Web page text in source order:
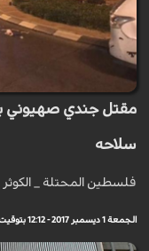
مقتل جندي صهيوني
سلاحه
فلسطين المحتلة _ الكوثر
الجمعة 1 ديسمبر 2017 - 12:12 بتوقيت مكة